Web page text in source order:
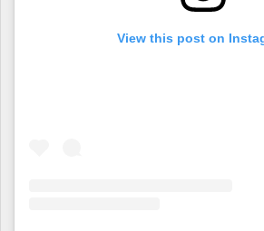
View this post on